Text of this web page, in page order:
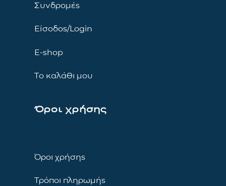
Συνδρομές
Είσοδος/Login
E-shop
Το καλάθι μου
Όροι χρήσης
Όροι χρήσης
Τρόποι πληρωμής